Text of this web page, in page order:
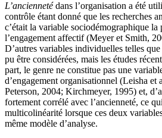
L’anciennetédans l’organisation a été
contrôle étant donné que les recherches
c’était la variable sociodémographique la
l’engagement affectif (Meyer et Smith,
D’autres variables individuelles telles
pu être considérées, mais les études
part, le genre ne constitue pas une
d’engagement organisationnel (Leisha
Peterson, 2004; Kirchmeyer, 1995) et,
fortement corrélé avec l’ancienneté, ce
multicolinéarité lorsque ces deux
même modèle d’analyse.